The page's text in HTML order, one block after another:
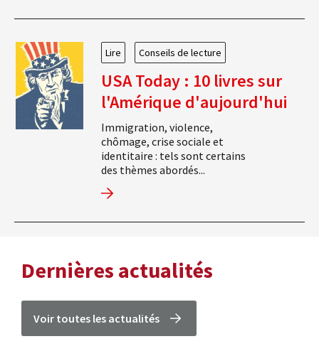
Lire Conseils de lecture
USA Today : 10 livres sur
l'Amérique d'aujourd'hui
Immigration, violence,
chômage, crise sociale et
identitaire : tels sont certains
des thèmes abordés...
Dernières actualités
Voir toutes les actualités